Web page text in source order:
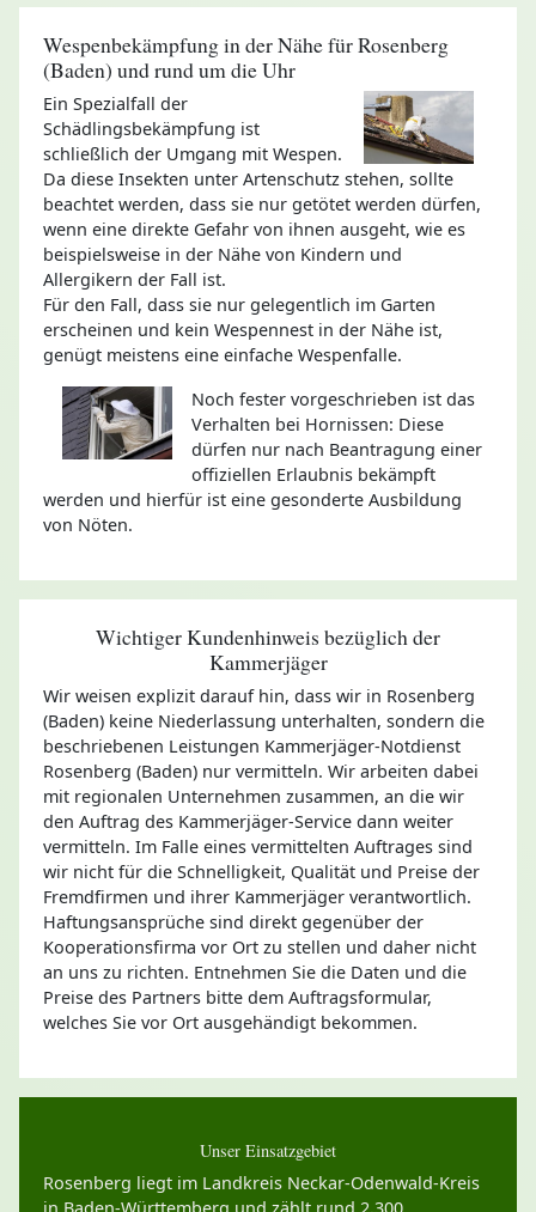
Wespenbekämpfung in der Nähe für Rosenberg
(Baden) und rund um die Uhr
Ein Spezialfall der
Schädlingsbekämpfung ist
schließlich der Umgang mit Wespen.
Da diese Insekten unter Artenschutz stehen, sollte
beachtet werden, dass sie nur getötet werden dürfen,
wenn eine direkte Gefahr von ihnen ausgeht, wie es
beispielsweise in der Nähe von Kindern und
Allergikern der Fall ist.
Für den Fall, dass sie nur gelegentlich im Garten
erscheinen und kein Wespennest in der Nähe ist,
genügt meistens eine einfache Wespenfalle.
Noch fester vorgeschrieben ist das
Verhalten bei Hornissen: Diese
dürfen nur nach Beantragung einer
offiziellen Erlaubnis bekämpft
werden und hierfür ist eine gesonderte Ausbildung
von Nöten.
Wichtiger Kundenhinweis bezüglich der
Kammerjäger
Wir weisen explizit darauf hin, dass wir in Rosenberg
(Baden) keine Niederlassung unterhalten, sondern die
beschriebenen Leistungen Kammerjäger-Notdienst
Rosenberg (Baden) nur vermitteln. Wir arbeiten dabei
mit regionalen Unternehmen zusammen, an die wir
den Auftrag des Kammerjäger-Service dann weiter
vermitteln. Im Falle eines vermittelten Auftrages sind
wir nicht für die Schnelligkeit, Qualität und Preise der
Fremdfirmen und ihrer Kammerjäger verantwortlich.
Haftungsansprüche sind direkt gegenüber der
Kooperationsfirma vor Ort zu stellen und daher nicht
an uns zu richten. Entnehmen Sie die Daten und die
Preise des Partners bitte dem Auftragsformular,
welches Sie vor Ort ausgehändigt bekommen.
Unser Einsatzgebiet
Rosenberg liegt im Landkreis Neckar-Odenwald-Kreis